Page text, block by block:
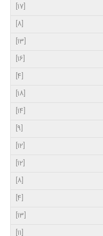
[17]
[8]
[13]
[16]
[4]
[18]
[14]
[9]
[12]
[12]
[8]
[4]
[13]
[11]